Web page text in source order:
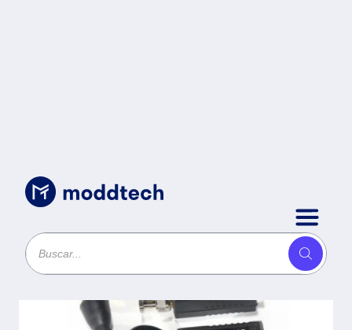
Sin categoría/SAXXON VB-03 Par de
4MP a 200m, 1080p a 250m, 720p
a 300m en CVI. 2 terminales Push